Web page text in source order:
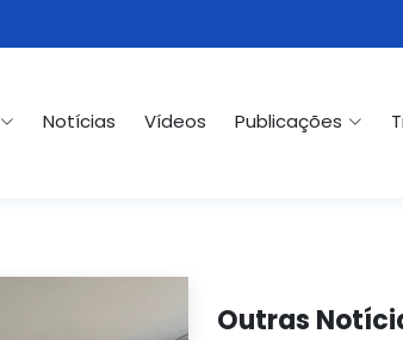
Notícias Vídeos Publicações
Outras